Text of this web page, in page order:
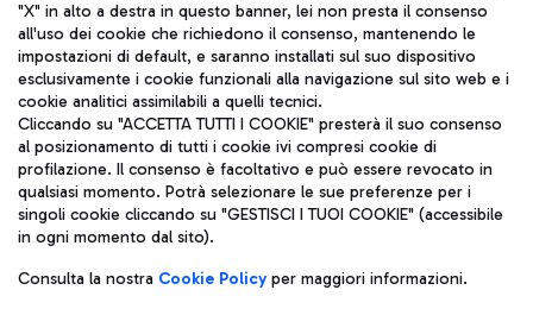
Aeroporti di Roma S.p.A. - Società soggetta a direzione e
coordinamento di Mundys S.p.A.
Codice fiscale e Registro delle Imprese di Roma 13032990155 P.
IVA 06572251004
Capitale sociale 62.224.743,00 int. vers.
Sede legale: Via Pier Paolo Racchetti 1 - 00054 Fiumicino (RM)
telefono +39 06 65951
Privacy policy
Note legali
"X" in alto a destra in questo banner, lei non presta il consenso
all'uso dei cookie che richiedono il consenso, mantenendo le
impostazioni di default, e saranno installati sul suo dispositivo
esclusivamente i cookie funzionali alla navigazione sul sito web e i
cookie analitici assimilabili a quelli tecnici.
Cliccando su "ACCETTA TUTTI I COOKIE" presterà il suo consenso
al posizionamento di tutti i cookie ivi compresi cookie di
profilazione. Il consenso è facoltativo e può essere revocato in
qualsiasi momento. Potrà selezionare le sue preferenze per i
singoli cookie cliccando su "GESTISCI I TUOI COOKIE" (accessibile
in ogni momento dal sito).
Consulta la nostra Cookie Policyper maggiori informazioni.